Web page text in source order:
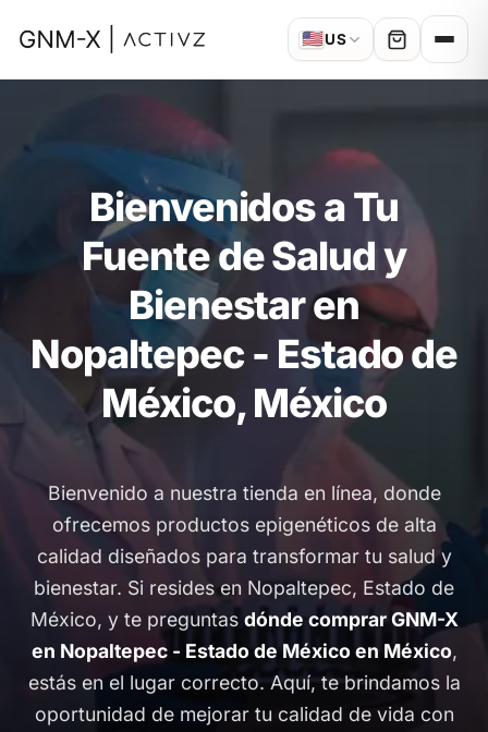
🇺🇸US
Bienvenidos a Tu
Fuente de Salud y
Bienestar en
Nopaltepec - Estado de
México, México
Bienvenido a nuestra tienda en línea, donde
ofrecemos productos epigenéticos de alta
calidad diseñados para transformar tu salud y
bienestar. Si resides en Nopaltepec, Estado de
México, y te preguntas dónde comprar GNM-X
en Nopaltepec - Estado de México en México,
estás en el lugar correcto. Aquí, te brindamos la
oportunidad de mejorar tu calidad de vida con